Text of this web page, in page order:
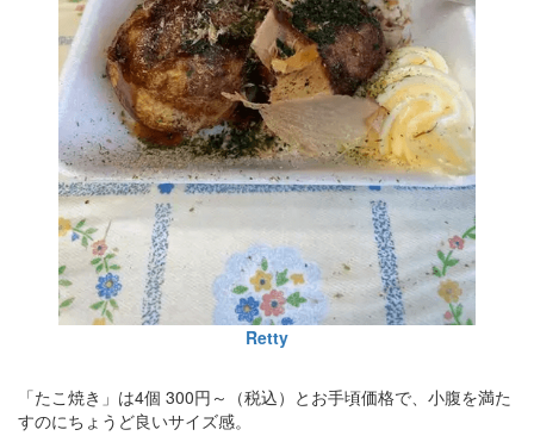
Retty
「たこ焼き」は4個 300円～（税込）とお手頃価格で、小腹を満た
すのにちょうど良いサイズ感。